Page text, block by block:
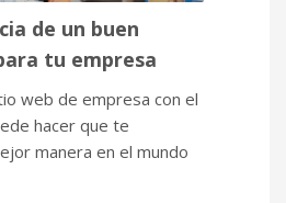
de un buen
tu empresa
web de empresa con el
hacer que te
manera en el mundo